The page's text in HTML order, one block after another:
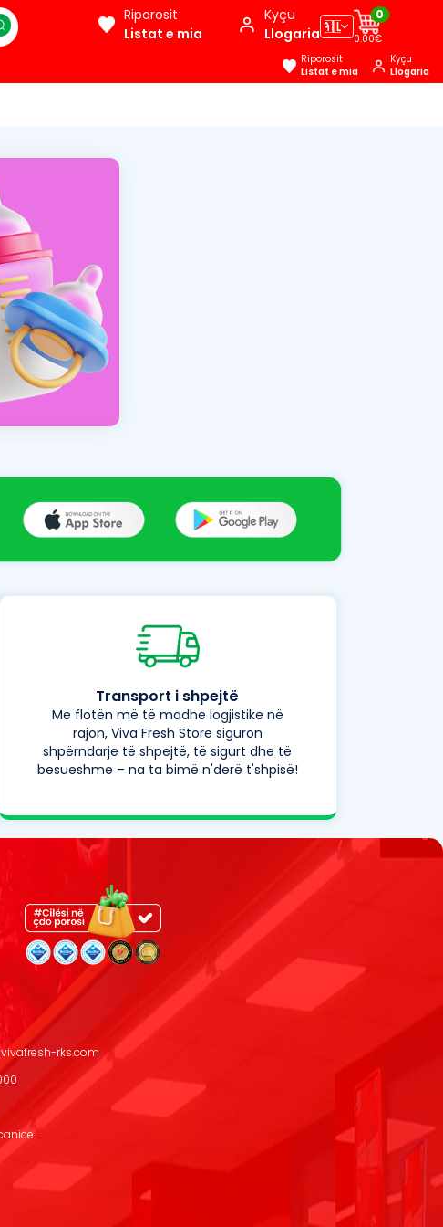
Riporosit
Listat e mia
Kyçu
Llogaria🇦🇱
0
0.00€
Riporosit
Listat e mia
Kyçu
Llogaria
Transport i shpejtë
Me flotën më të madhe logjistike në
rajon, Viva Fresh Store siguron
shpërndarje të shpejtë, të sigurt dhe të
besueshme – na ta bimë n'derë t'shpisë!
rks.com